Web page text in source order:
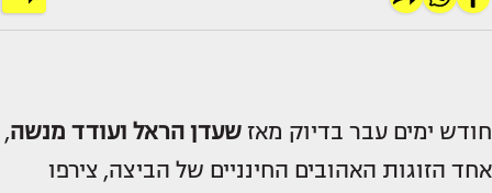
חודש ימים עבר בדיוק מאז שעדן הראל ועודד מנשה,
אחד הזוגות האהובים החינניים של הביצה, צירפו